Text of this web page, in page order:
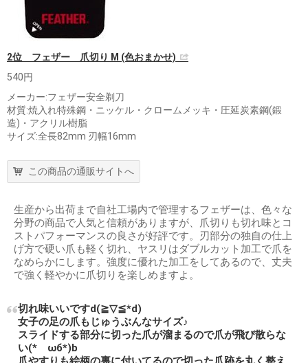
2位 フェザー 爪切り M (色おまかせ)
540円
メーカー:フェザー安全剃刀
材質:焼入れ特殊鋼・ニッケル・クロームメッキ・圧延炭素鋼(鍛
造)・アクリル樹脂
サイズ:全長82mm 刃幅16mm
この商品の通販サイトへ
生産から出荷まで自社工場内で管理するフェザーは、色々な
分野の商品で人気と信頼がありますが、爪切りも切れ味とコ
ストパフォーマンスの良さが好評です。刃部分の独自の仕上
げ方で硬い爪も軽く切れ、ヤスリはダブルカット加工で爪を
なめらかにします。強度に優れた加工をしてあるので、丈夫
で強く軽やかに爪切りを楽しめますよ。
切れ味いいですd(≧▽≦*d)
女子の足の爪もじゅうぶんなサイズ♪
スライドする部分に切った爪が溜まるので爪が飛び散らな
い(*ゝωб*)b